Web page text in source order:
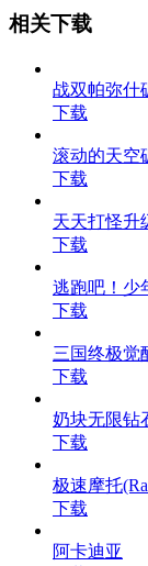
相关下载
战双帕弥什
下载
滚动的天空
下载
天天打怪升
下载
逃跑吧！少
下载
三国终极觉
下载
奶块无限钻
下载
极速摩托
下载
阿卡迪亚